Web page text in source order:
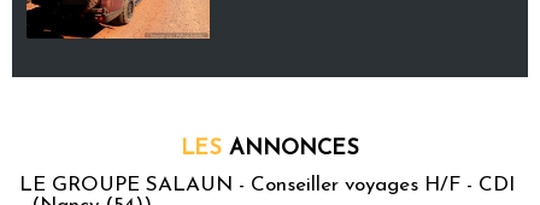
LES ANNONCES
LE GROUPE SALAUN - Conseiller voyages H/F - CDI